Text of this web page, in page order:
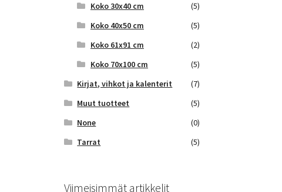
Koko 30x40 cm
(5)
Koko 40x50 cm
(5)
Koko 61x91 cm
(2)
Koko 70x100 cm
(5)
Kirjat, vihkot ja kalenterit
(7)
Muut tuotteet
(5)
None
(0)
Tarrat
(5)
Viimeisimmät artikkelit